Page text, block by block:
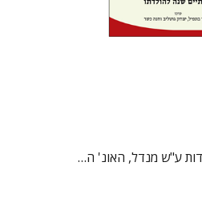
המכון למדעי היהדות ע"ש מנדל, האונ' העברית